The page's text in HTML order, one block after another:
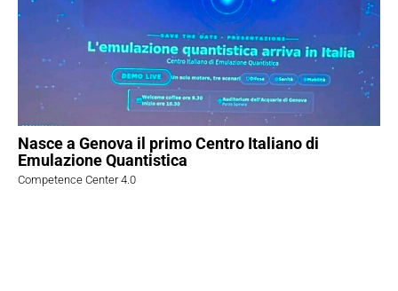
Nasce a Genova il primo Centro Italiano di
Emulazione Quantistica
Competence Center 4.0